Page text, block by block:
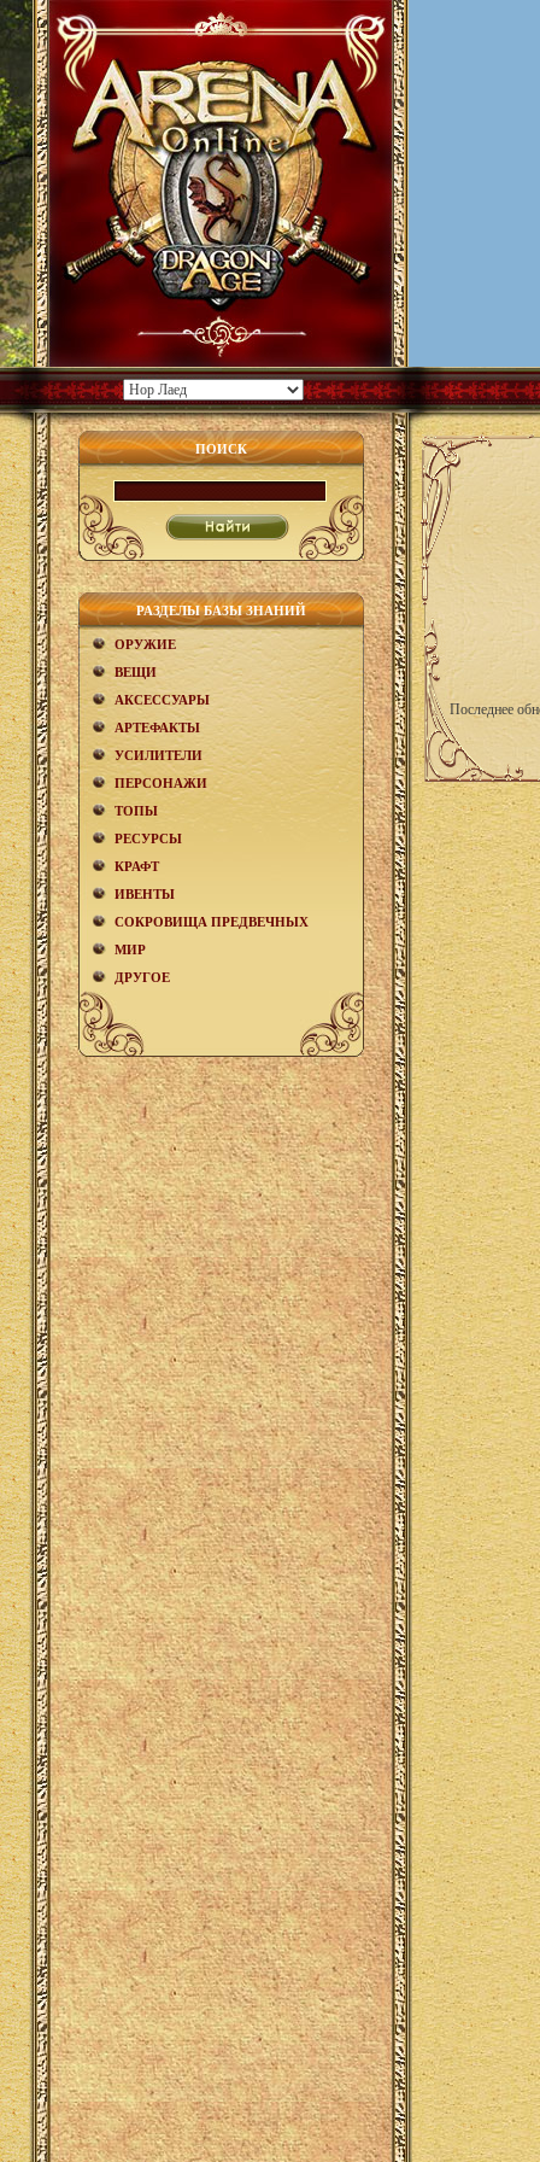
ПОИСК
РАЗДЕЛЫ БАЗЫ ЗНАНИЙ
ОРУЖИЕ
ВЕЩИ
АКCЕСCУАРЫ
АРТЕФАКТЫ
УСИЛИТЕЛИ
ПЕРСОНАЖИ
ТОПЫ
РЕСУРСЫ
КРАФТ
ИВЕНТЫ
СОКРОВИЩА ПРЕДВЕЧНЫХ
МИР
ДРУГОЕ
Последнее